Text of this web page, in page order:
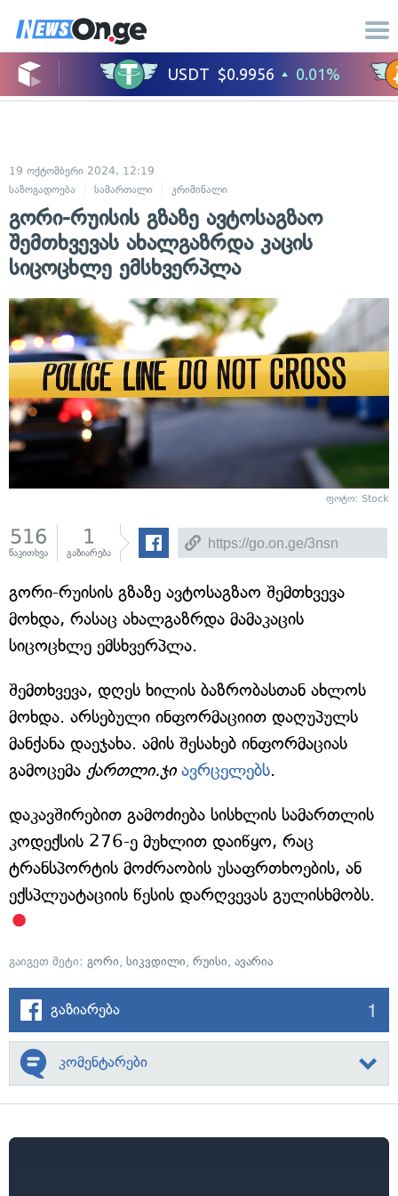
19 ოქტომბერი 2024, 12:19
საზოგადოება
სამართალი კრიმინალი
გორი-რუისის გზაზე ავტოსაგზაო
შემთხვევას ახალგაზრდა კაცის
სიცოცხლე ემსხვერპლა
ფოტო: Stock
516
წაკითხვა
1
გაზიარება
გორი-რუისის გზაზე ავტოსაგზაო შემთხვევა
მოხდა, რასაც ახალგაზრდა მამაკაცის
სიცოცხლე ემსხვერპლა.
შემთხვევა, დღეს ხილის ბაზრობასთან ახლოს
მოხდა. არსებული ინფორმაციით დაღუპულს
მანქანა დაეჯახა. ამის შესახებ ინფორმაციას
გამოცემა ქართლი.ჯი ავრცელებს.
დაკავშირებით გამოძიება სისხლის სამართლის
კოდექსის 276-ე მუხლით დაიწყო, რაც
ტრანსპორტის მოძრაობის უსაფრთხოების, ან
ექსპლუატაციის წესის დარღვევას გულისხმობს.
გაიგეთ მეტი: გორი, სიკვდილი, რუისი, ავარია
გაზიარება 1
კომენტარები